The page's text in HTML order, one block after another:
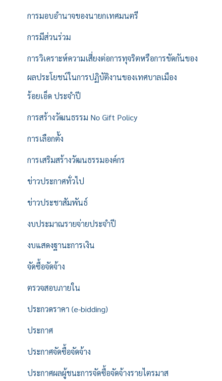
การมอบอำนาจของนายกเทศมนตรี
การมีส่วนร่วม
การวิเคราะห์ความเสี่ยงต่อการทุจริตหรือการขัดกันของ
ผลประโยชน์ในการปฏิบัติงานของเทศบาลเมือง
ร้อยเอ็ด ประจำปี
การสร้างวัฒนธรรม No Gift Policy
การเลือกตั้ง
การเสริมสร้างวัฒนธรรมองค์กร
ข่าวประกาศทั่วไป
ข่าวประชาสัมพันธ์
งบประมาณรายจ่ายประจำปี
งบแสดงฐานะการเงิน
จัดซื้อจัดจ้าง
ตรวจสอบภายใน
ประกวดราคา (e-bidding)
ประกาศ
ประกาศจัดซื้อจัดจ้าง
ประกาศผลผู้ชนะการจัดซื้อจัดจ้างรายไตรมาส